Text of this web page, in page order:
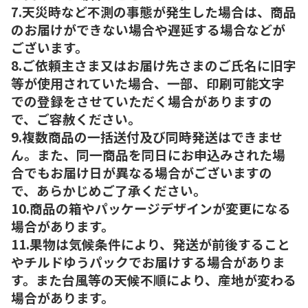
7.天災時など不測の事態が発生した場合は、商品
のお届けができない場合や遅延する場合などが
ございます。
8.ご依頼主さま又はお届け先さまのご氏名に旧字
等が使用されていた場合、一部、印刷可能文字
での登録をさせていただく場合がありますの
で、ご容赦ください。
9.複数商品の一括送付及び同時発送はできませ
ん。また、同一商品を同日にお申込みされた場
合でもお届け日が異なる場合がございますの
で、あらかじめご了承ください。
10.商品の箱やパッケージデザインが変更になる
場合があります。
11.果物は気候条件により、発送が前後すること
やチルドゆうパックでお届けする場合がありま
す。また台風等の天候不順により、産地が変わる
場合があります。